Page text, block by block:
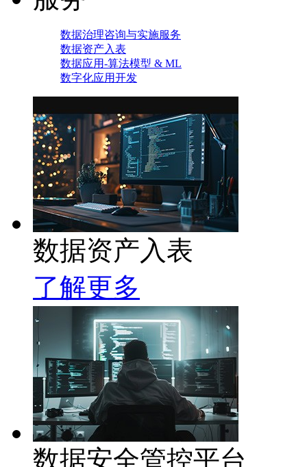
数据治理咨询与实施服务
数据资产入表
数据应用-算法模型 & ML
数字化应用开发
数据资产入表
了解更多
数据安全管控平台